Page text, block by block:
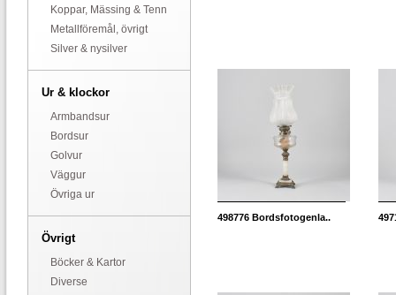
Koppar, Mässing & Tenn
Metallföremål, övrigt
Silver & nysilver
Ur & klockor
Armbandsur
Bordsur
Golvur
Väggur
Övriga ur
Övrigt
Böcker & Kartor
Diverse
498776 Bordsfotogenla..